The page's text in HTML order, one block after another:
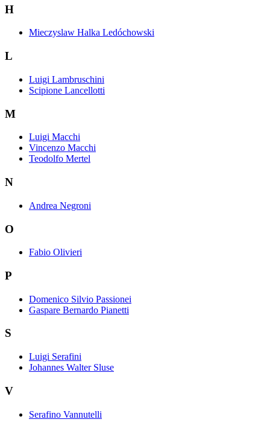
H
Mieczyslaw Halka Ledóchowski
L
Luigi Lambruschini
Scipione Lancellotti
M
Luigi Macchi
Vincenzo Macchi
Teodolfo Mertel
N
Andrea Negroni
O
Fabio Olivieri
P
Domenico Silvio Passionei
Gaspare Bernardo Pianetti
S
Luigi Serafini
Johannes Walter Sluse
V
Serafino Vannutelli